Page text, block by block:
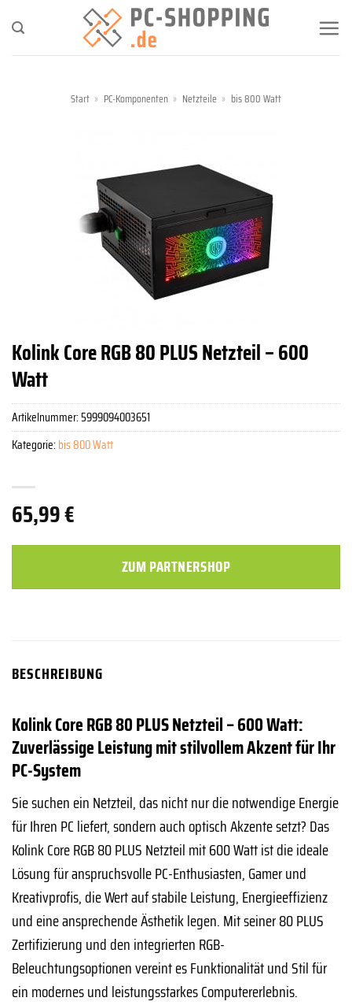
Inhalt
springen
Start » PC-Komponenten » Netzteile » bis 800 Watt
Kolink Core RGB 80 PLUS Netzteil – 600
Watt
65,99€
ZUM PARTNERSHOP
Artikelnummer:5999094003651
Kategorie:bis 800 Watt
BESCHREIBUNG
Kolink Core RGB 80 PLUS Netzteil – 600 Watt:
Zuverlässige Leistung mit stilvollem Akzent für Ihr
PC-System
Sie suchen ein Netzteil, das nicht nur die notwendige Energie
für Ihren PC liefert, sondern auch optisch Akzente setzt? Das
Kolink Core RGB 80 PLUS Netzteil mit 600 Watt ist die ideale
Lösung für anspruchsvolle PC-Enthusiasten, Gamer und
Kreativprofis, die Wert auf stabile Leistung, Energieeffizienz
und eine ansprechende Ästhetik legen. Mit seiner 80 PLUS
Zertifizierung und den integrierten RGB-
Beleuchtungsoptionen vereint es Funktionalität und Stil für
ein modernes und leistungsstarkes Computererlebnis.